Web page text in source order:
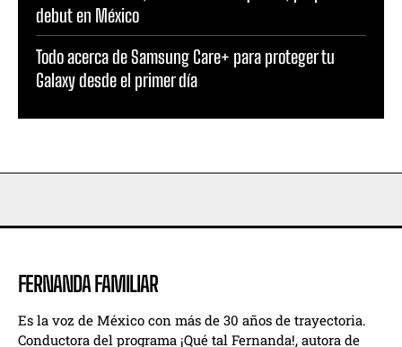
debut en México
Todo acerca de Samsung Care+ para proteger tu
Galaxy desde el primer día
FERNANDA FAMILIAR
Es la voz de México con más de 30 años de trayectoria.
Conductora del programa ¡Qué tal Fernanda!, autora de